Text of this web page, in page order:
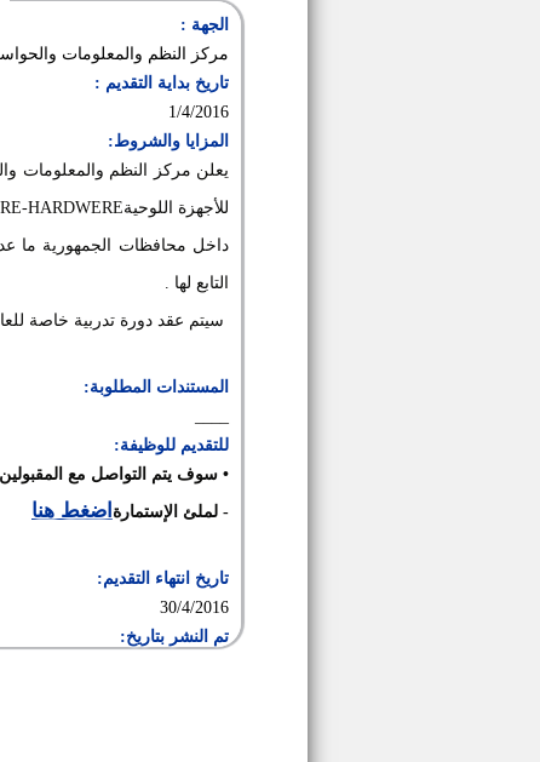
الجهة :
مركز النظم والمعلومات
تاريخ بداية التقديم :
1/4/2016
المزايا والشروط:
يعلن مركز النظم والمعلومات
للأجهزة اللوحيةHARDWERE)
داخل محافظات الجمهورية ما
التابع لها .
سيتم عقد دورة تدربية خاصة
المستندات المطلوبة:
للتقديم للوظيفة:
• سوف يتم التواصل مع المقبولين
- لملئ الإستمارة اضغط هنا
تاريخ انتهاء التقديم:
30/4/2016
تم النشر بتاريخ: